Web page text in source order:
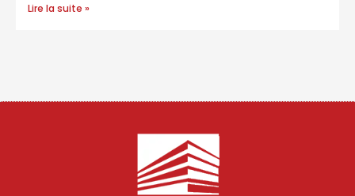
Lire la suite »